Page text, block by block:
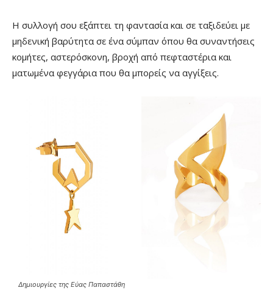
Η συλλογή σου εξάπτει τη φαντασία και σε ταξιδεύει με
μηδενική βαρύτητα σε ένα σύμπαν όπου θα συναντήσεις
κομήτες, αστερόσκονη, βροχή από πεφταστέρια και
ματωμένα φεγγάρια που θα μπορείς να αγγίξεις.
Δημιουργίες της Εύας Παπαστάθη